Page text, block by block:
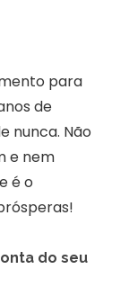
para
de
nunca. Não
e nem
é o
do seu